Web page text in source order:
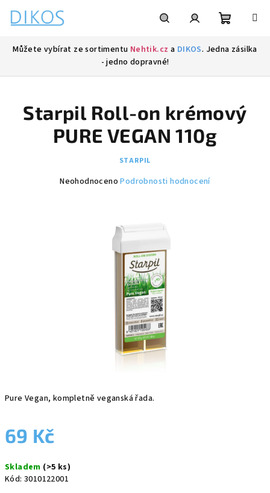
obsah
Můžete vybírat ze sortimentu Nehtik.cz a DIKOS. Jedna zásilka
- jedno dopravné!
Pure Vegan, kompletně veganská řada.
69 Kč
cena:
Skladem (>5 ks)
Kód: 3010122001
Starpil Roll-on krémový
PURE VEGAN 110g
STARPIL
Průměrné
Neohodnoceno Podrobnosti hodnocení